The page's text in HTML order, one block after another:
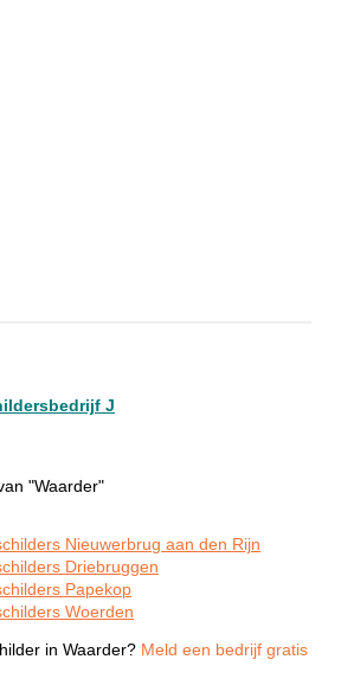
J
"Waarder"
Nieuwerbrug aan den Rijn
Driebruggen
Papekop
Woerden
in Waarder? Meld een bedrijf gratis